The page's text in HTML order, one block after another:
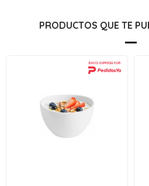
PRODUCTOS QUE TE